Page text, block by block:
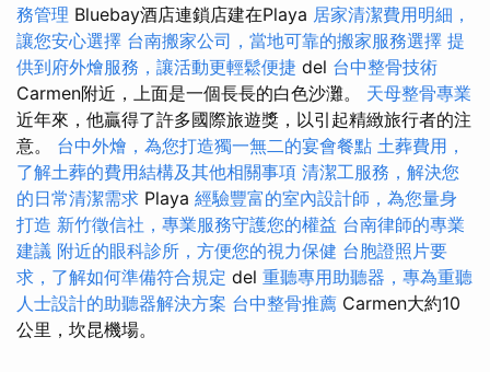
務管理 Bluebay酒店連鎖店建在Playa 居家清潔費用明細，
讓您安心選擇 台南搬家公司，當地可靠的搬家服務選擇 提
供到府外燴服務，讓活動更輕鬆便捷 del 台中整骨技術
Carmen附近，上面是一個長長的白色沙灘。 天母整骨專業
近年來，他贏得了許多國際旅遊獎，以引起精緻旅行者的注
意。 台中外燴，為您打造獨一無二的宴會餐點 土葬費用，
了解土葬的費用結構及其他相關事項 清潔工服務，解決您
的日常清潔需求 Playa 經驗豐富的室內設計師，為您量身
打造 新竹徵信社，專業服務守護您的權益 台南律師的專業
建議 附近的眼科診所，方便您的視力保健 台胞證照片要
求，了解如何準備符合規定 del 重聽專用助聽器，專為重聽
人士設計的助聽器解決方案 台中整骨推薦 Carmen大約10
公里，坎昆機場。